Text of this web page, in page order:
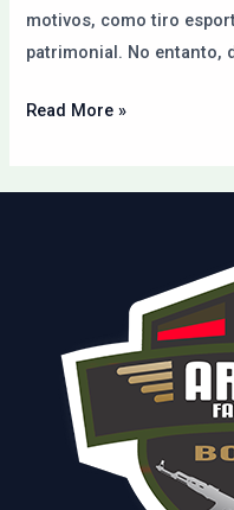
motivos, como tiro
patrimonial. No entanto,
Read More »